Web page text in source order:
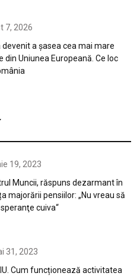
7, 2026
devenit a șasea cea mai mare
din Uniunea Europeană. Ce loc
19, 2023
Muncii, răspuns dezarmant în
majorării pensiilor: „Nu vreau să
cuiva“
31, 2023
Cum funcționează activitatea